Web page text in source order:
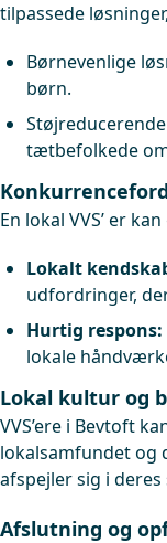
tilpassede
Børnevenlige
børn.
tætbefolkede
En lokal VVS’ er
Lokalt
udfordringer,
Hurtig respons:
lokale
Lokal kultur og
VVS’ere i Bevtoft
lokalsamfundet og
afspejler sig i
Afslutning og